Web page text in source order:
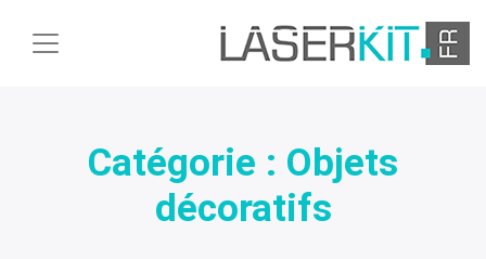
Catégorie : Objets
décoratifs